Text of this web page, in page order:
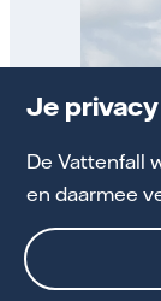
Je
De Vattenfall
en daarmee